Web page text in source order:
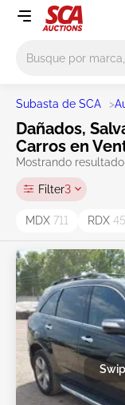
Subasta de SCA >
Dañados,
Carros en
Mostrando
Filter3
MDX 711 RDX